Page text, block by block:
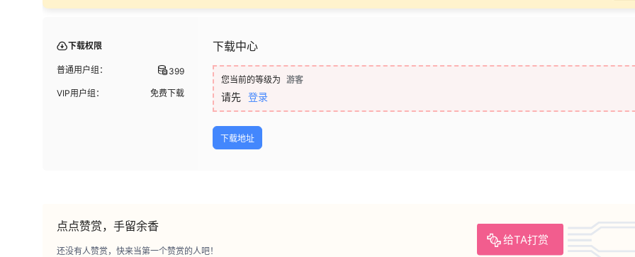
下载权限
普通用户组： 399
VIP用户组： 免费下载
下载中心
您当前的等级为 游客
请先 登录
下载地址
点点赞赏，手留余香
给TA打赏
还没有人赞赏，快来当第一个赞赏的人吧！